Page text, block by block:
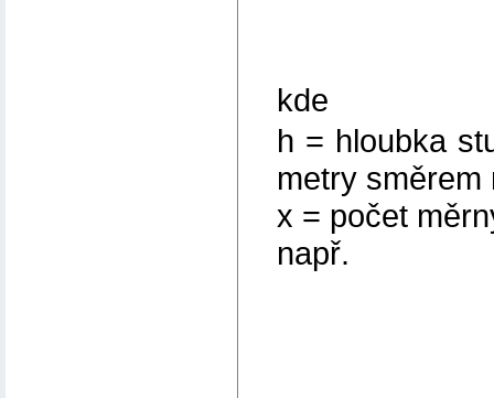
kde
h = hloubka
metry směrem
x = počet
např.